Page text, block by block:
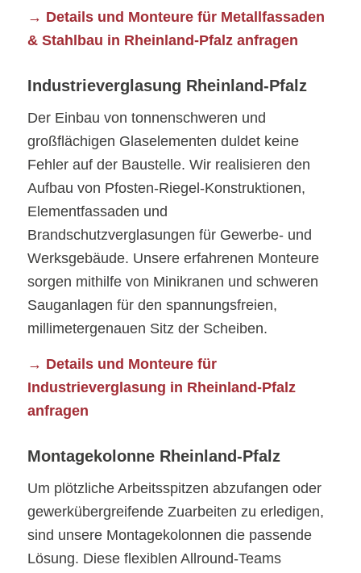
→ Details und Monteure für Metallfassaden
& Stahlbau in Rheinland-Pfalz anfragen
Industrieverglasung Rheinland-Pfalz
Der Einbau von tonnenschweren und
großflächigen Glaselementen duldet keine
Fehler auf der Baustelle. Wir realisieren den
Aufbau von Pfosten-Riegel-Konstruktionen,
Elementfassaden und
Brandschutzverglasungen für Gewerbe- und
Werksgebäude. Unsere erfahrenen Monteure
sorgen mithilfe von Minikranen und schweren
Sauganlagen für den spannungsfreien,
millimetergenauen Sitz der Scheiben.
→ Details und Monteure für
Industrieverglasung in Rheinland-Pfalz
anfragen
Montagekolonne Rheinland-Pfalz
Um plötzliche Arbeitsspitzen abzufangen oder
gewerkübergreifende Zuarbeiten zu erledigen,
sind unsere Montagekolonnen die passende
Lösung. Diese flexiblen Allround-Teams